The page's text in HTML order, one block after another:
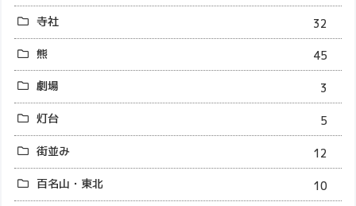
寺社
32
熊
45
劇場
3
灯台
5
街並み
12
百名山・東北
10